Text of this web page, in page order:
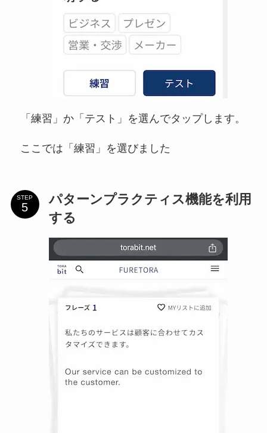
「練習」か「テスト」を選んでタップします。
ここでは「練習」を選びました
STEP
パターンプラクティス機能を利用
する